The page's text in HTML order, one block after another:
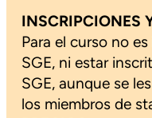
INSCRIPCIONES
Para el curso no
SGE, ni estar
SGE, aunque se
los miembros de